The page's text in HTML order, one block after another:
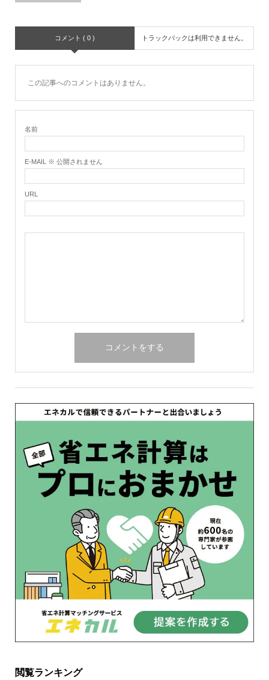
コメント ( 0 ) トラックバックは利用できません。
この記事へのコメントはありません。
名前
E-MAIL ※ 公開されません
URL
閲覧ランキング